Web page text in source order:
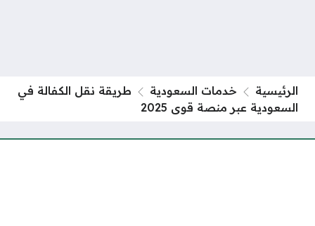
الرئيسية خدمات السعودية
طريقة نقل الكفالة في
السعودية عبر منصة قوى 2025